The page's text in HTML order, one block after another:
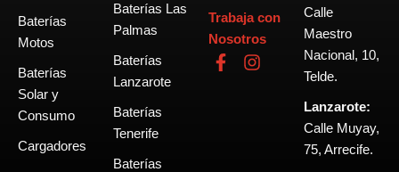
Baterías
Motos
Baterías
Solar y
Consumo
Cargadores
Baterías Las
Palmas
Baterías
Lanzarote
Baterías
Tenerife
Baterías
Trabaja con
Nosotros
F
a
I
n
Calle
Maestro
Nacional, 10,
Telde.
Lanzarote:
Calle Muyay,
75, Arrecife.